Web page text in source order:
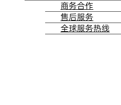
商务合作
售后服务
全球服务热线